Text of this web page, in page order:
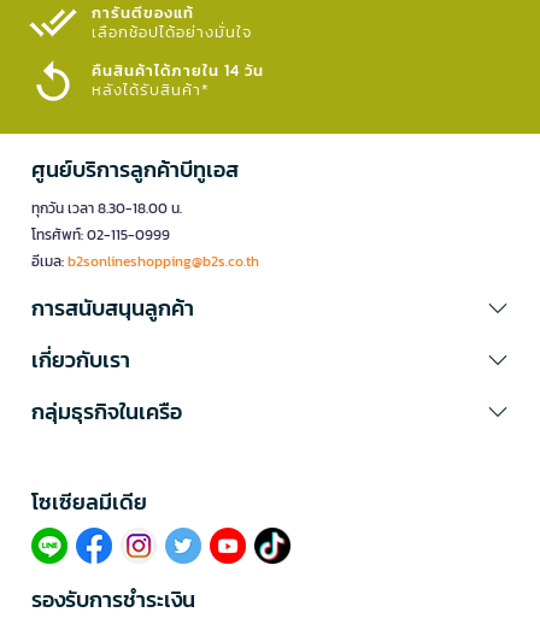
การันตีของแท้
เลือกช้อปได้อย่างมั่นใจ​
คืนสินค้าได้ภายใน 14 วัน
หลังได้รับสินค้า*
ศูนย์บริการลูกค้าบีทูเอส
ทุกวัน เวลา 8.30-18.00 น.
โทรศัพท์: 02-115-0999
อีเมล:b2sonlineshopping@b2s.co.th
การสนับสนุนลูกค้า
เกี่ยวกับเรา
กลุ่มธุรกิจในเครือ
โซเซียลมีเดีย​
รองรับการชำระเงิน